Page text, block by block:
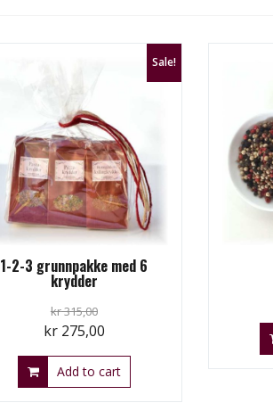
Sale!
1-2-3 grunnpakke med 6
krydder
kr315,00
Original
price
was:
kr275,00Current
price
is:
Add to cart